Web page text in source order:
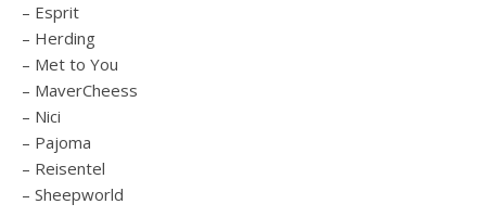
– Esprit
– Herding
– Met to You
– MaverCheess
– Nici
– Pajoma
– Reisentel
– Sheepworld